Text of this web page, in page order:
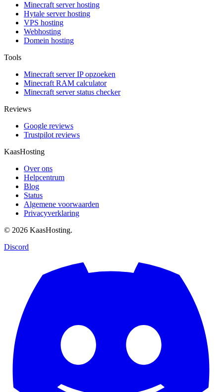
Minecraft server hosting
Hytale server hosting
VPS hosting
Webhosting
Domein hosting
Tools
Minecraft server IP opzoeken
Minecraft RAM calculator
Minecraft server status checker
Reviews
Google reviews
Trustpilot reviews
KaasHosting
Over ons
Helpcentrum
Blog
Status
Algemene voorwaarden
Privacyverklaring
© 2026 KaasHosting.
Discord